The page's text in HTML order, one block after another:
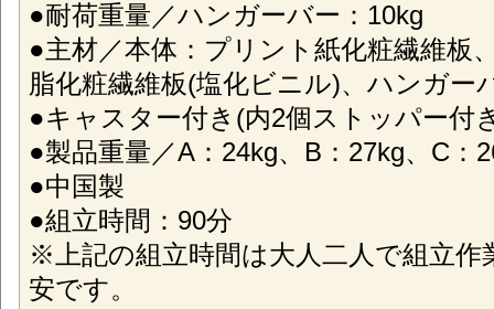
●耐荷重量／ハンガーバー：10kg
●主材／本体：プリント紙化粧繊維板
脂化粧繊維板(塩化ビニル)、ハンガー
●キャスター付き(内2個ストッパー付
●製品重量／A：24kg、B：27kg、C：
●中国製
●組立時間：90分
※上記の組立時間は大人二人で組立作
安です。